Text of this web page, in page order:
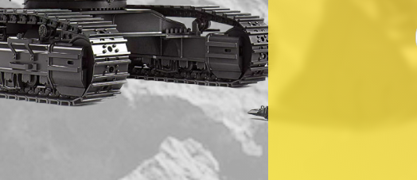
Ваш номер телефона